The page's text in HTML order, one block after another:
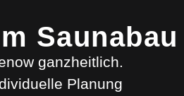
ganzheitlich.
Planung